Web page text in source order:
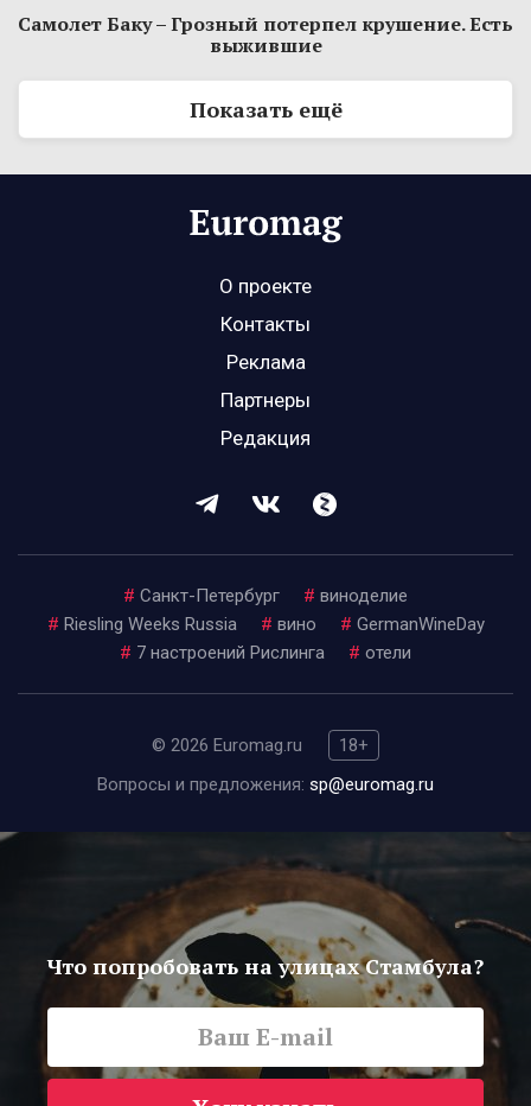
Самолет Баку – Грозный потерпел крушение. Есть
выжившие
Показать ещё
О проекте
Контакты
Реклама
Партнеры
Редакция
# Санкт-Петербург # виноделие
# Riesling Weeks Russia # вино # GermanWineDay
# 7 настроений Рислинга # отели
© 2026 Euromag.ru
18+
Вопросы и предложения: sp@euromag.ru
Что попробовать на улицах Стамбула?